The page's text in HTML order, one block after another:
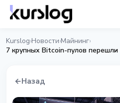
Kurslog›Новости›Майнинг›
←Назад